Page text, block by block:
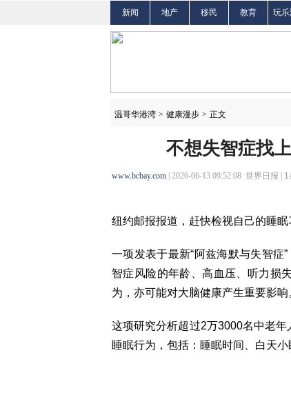
新闻 地产 移民 教育 玩
温哥华港湾 > 健康漫步 > 正文
不想失智症找
www.bcbay.com | 2026-06-13 09:52:08 世界日报 | 1
纽约邮报报道，赶快检视自己的睡
一项发表于最新“阿兹海默与失智症
智症风险的年龄、高血压、听力损
为，亦可能对大脑健康产生重要影响
这项研究分析超过2万3000名中老
睡眠行为，包括：睡眠时间、白天